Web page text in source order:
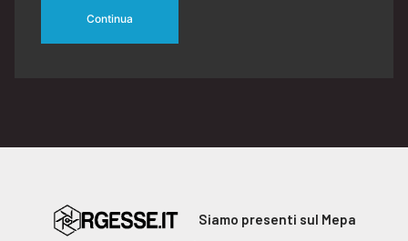
Continua
Siamo presenti sul Mepa